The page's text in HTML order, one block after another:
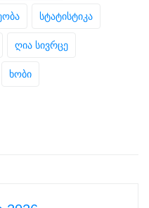
სტატისტიკა
ღია სივრცე
ხობი